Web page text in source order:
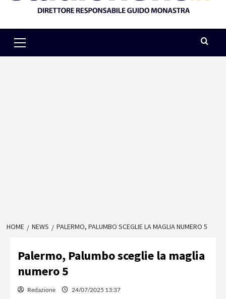
Menu
HOME NEWS PALERMO, PALUMBO SCEGLIE LA MAGLIA NUMERO 5
Palermo, Palumbo sceglie la maglia
numero 5
Redazione 24/07/2025 13:37